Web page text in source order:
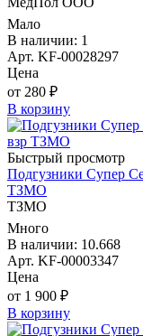
Мало
В наличии: 1
Арт. KF-00028297
Цена
от 280 ₽
В корзину
Быстрый просмотр
Подгузники Супер
ТЗМО
ТЗМО
Много
В наличии: 10.668
Арт. KF-00003347
Цена
от 1 900 ₽
В корзину